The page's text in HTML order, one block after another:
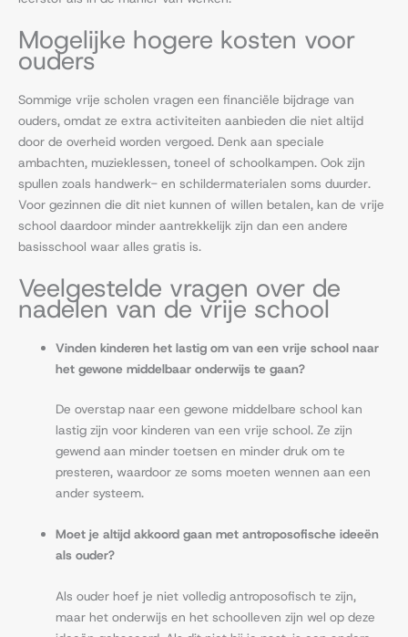
Mogelijke hogere kosten voor
ouders
Sommige vrije scholen vragen een financiële bijdrage van
ouders, omdat ze extra activiteiten aanbieden die niet altijd
door de overheid worden vergoed. Denk aan speciale
ambachten, muzieklessen, toneel of schoolkampen. Ook zijn
spullen zoals handwerk- en schildermaterialen soms duurder.
Voor gezinnen die dit niet kunnen of willen betalen, kan de vrije
school daardoor minder aantrekkelijk zijn dan een andere
basisschool waar alles gratis is.
Veelgestelde vragen over de
nadelen van de vrije school
Vinden kinderen het lastig om van een vrije school naar
het gewone middelbaar onderwijs te gaan?
De overstap naar een gewone middelbare school kan
lastig zijn voor kinderen van een vrije school. Ze zijn
gewend aan minder toetsen en minder druk om te
presteren, waardoor ze soms moeten wennen aan een
ander systeem.
Moet je altijd akkoord gaan met antroposofische ideeën
als ouder?
Als ouder hoef je niet volledig antroposofisch te zijn,
maar het onderwijs en het schoolleven zijn wel op deze